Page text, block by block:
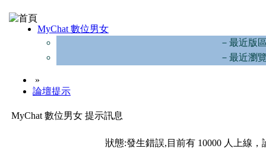
MyChat 數位男女
－最近版
－最近瀏
»
論壇提示
MyChat 數位男女 提示訊息
狀態:發生錯誤,目前有 10000 人上線